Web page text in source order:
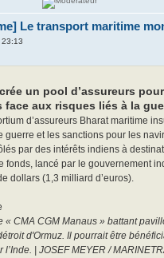
Le transport maritime
crée un pool d’assureurs
face aux risques liés à la
d’assureurs Bharat maritime
guerre et les sanctions pour les
par des intérêts indiens à
fonds, lancé par le gouvernement
dollars (1,3 milliard d’euros).
« CMA CGM Manaus » battant
d'Ormuz. Il pourrait être
l’Inde. | JOSEF MEYER /